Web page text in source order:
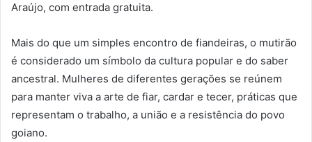
Araújo, com entrada gratuita.
Mais do que um simples encontro de fiandeiras, o mutirão
é considerado um símbolo da cultura popular e do saber
ancestral. Mulheres de diferentes gerações se reúnem
para manter viva a arte de fiar, cardar e tecer, práticas que
representam o trabalho, a união e a resistência do povo
goiano.